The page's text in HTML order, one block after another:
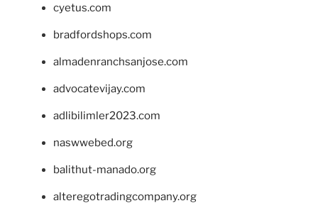
cyetus.com
bradfordshops.com
almadenranchsanjose.com
advocatevijay.com
adlibilimler2023.com
naswwebed.org
balithut-manado.org
alteregotradingcompany.org